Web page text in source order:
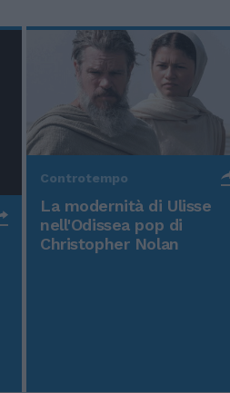
Controtempo
La modernità di Ulisse
nell'Odissea pop di
Christopher Nolan